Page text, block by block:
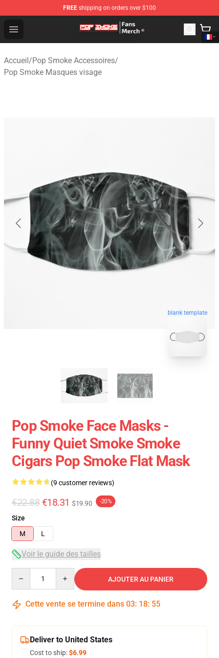
FREE shipping on orders over $100
Open menu
Pop Smoke Store - Official Pop Smoke Merchandise
Accueil/Pop Smoke Accessoires/
Pop Smoke Masques visage
blank template
Pop Smoke Face Masks -
Funny Quiet Smoke Smoke
Cigars Pop Smoke Flat Mask
(9 customer reviews)
€22.88 €18.31 $19.90 -20%
Size
M
L
Voir le guide des tailles
AJOUTER AU PANIER
Cette vente se termine dans 03: 18: 54
Deliver to United States
Cost to ship:$6.99